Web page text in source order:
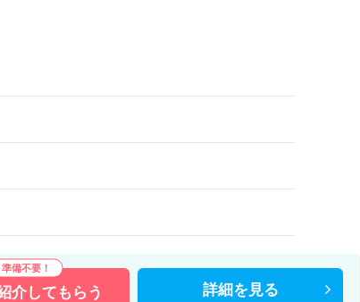
介してもらう 詳細を 見る